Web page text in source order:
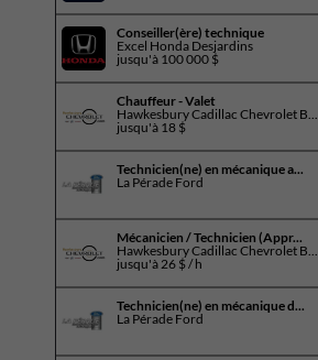
Conseiller(ère) technique
Excel Honda Desjardins
jusqu'à 100 000 $
Chauffeur - Valet
Hawkesbury Cadillac Chevrolet B...
jusqu'à 18 $
Technicien(ne) en mécanique a...
La Pérade Ford
Mécanicien / Technicien (Appr...
Hawkesbury Cadillac Chevrolet B...
jusqu'à 26 $ / h
Technicien(ne) en mécanique d...
La Pérade Ford